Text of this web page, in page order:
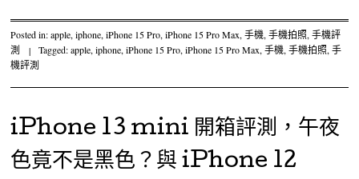
Posted in:apple,iphone,iPhone 15 Pro,iPhone 15 Pro Max,手機,手機拍照,手機評
測
| Tagged:apple,iphone,iPhone 15 Pro,iPhone 15 Pro Max,手機,手機拍照,手
機評測
iPhone 13 mini 開箱評測，午夜
色竟不是黑色？與 iPhone 12